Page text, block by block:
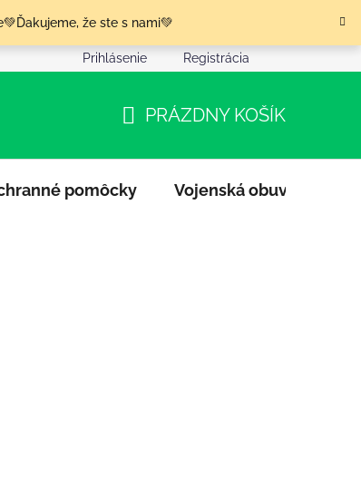
že ste s nami💚
Podmienky ochrany osobných údajov
Prihlásenie Registrácia
KOŠÍK
PRÁZDNY KOŠÍK
pomôcky Vojenská obuv